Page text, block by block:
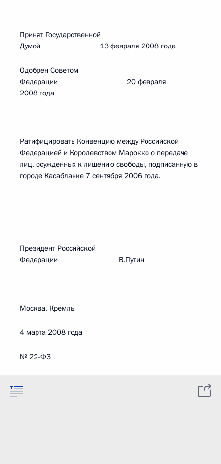
Принят Государственной
Думой 13 февраля 2008 года
Одобрен Советом
Федерации 20 февраля
2008 года
Ратифицировать Конвенцию между Российской
Федерацией и Королевством Марокко о передаче
лиц, осужденных к лишению свободы, подписанную в
городе Касабланке 7 сентября 2006 года.
Президент Российской
Федерации В.Путин
Москва, Кремль
4 марта 2008 года
№ 22-ФЗ